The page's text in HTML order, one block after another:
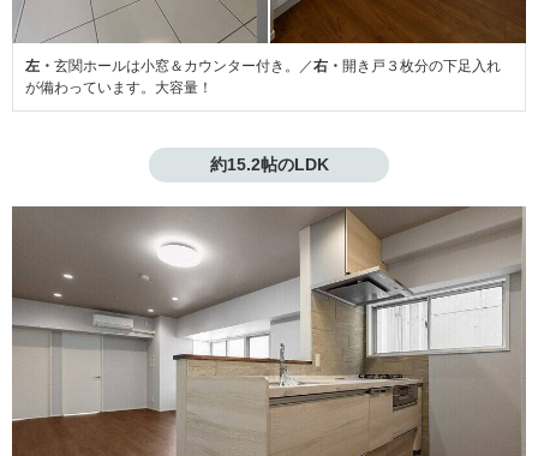
左・ 玄関ホールは小窓＆カウンター付き。／右・ 開き戸３枚分の下足入れ
が備わっています。大容量！
約15.2帖のLDK